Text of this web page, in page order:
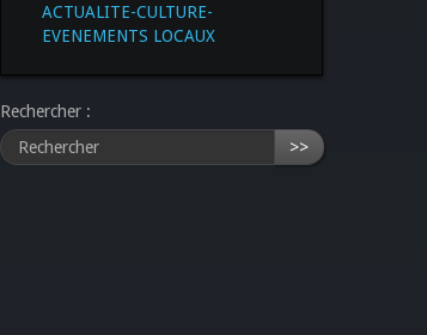
ACTUALITE-CULTURE-
EVENEMENTS LOCAUX
Rechercher :
>>